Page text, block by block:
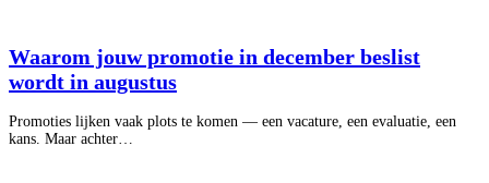
Waarom jouw promotie in december beslist
wordt in augustus
Promoties lijken vaak plots te komen — een vacature, een evaluatie, een
kans. Maar achter…